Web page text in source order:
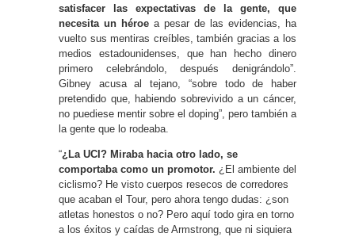
satisfacer las expectativas de la gente, que
necesita un héroe a pesar de las evidencias, ha
vuelto sus mentiras creíbles, también gracias a los
medios estadounidenses, que han hecho dinero
primero celebrándolo, después denigrándolo”.
Gibney acusa al tejano, “sobre todo de haber
pretendido que, habiendo sobrevivido a un cáncer,
no puediese mentir sobre el doping”, pero también a
la gente que lo rodeaba.
“¿La UCI? Miraba hacia otro lado, se
comportaba como un promotor. ¿El ambiente del
ciclismo? He visto cuerpos resecos de corredores
que acaban el Tour, pero ahora tengo dudas: ¿son
atletas honestos o no? Pero aquí todo gira en torno
a los éxitos y caídas de Armstrong, que ni siquiera